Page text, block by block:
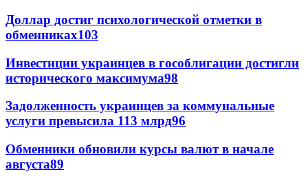
Доллар достиг психологической отметки в
обменниках103
Инвестиции украинцев в гособлигации достигли
исторического максимума98
Задолженность украинцев за коммунальные
услуги превысила 113 млрд96
Обменники обновили курсы валют в начале
августа89